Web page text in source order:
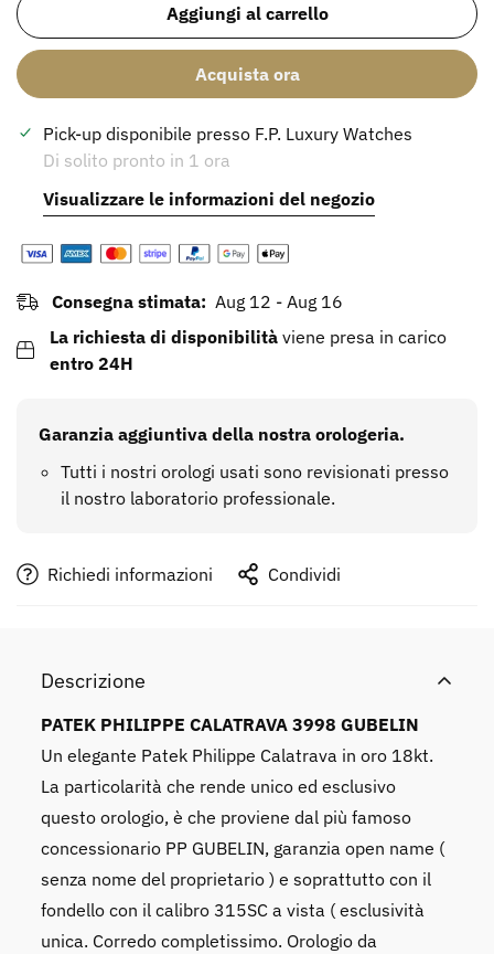
Aggiungi al carrello
Acquista ora
Pick-up disponibile presso F.P. Luxury Watches
Di solito pronto in 1 ora
Visualizzare le informazioni del negozio
Consegna stimata: Aug 12 - Aug 16
La richiesta di disponibilità viene presa in carico
entro 24H
Garanzia aggiuntiva della nostra orologeria.
Tutti i nostri orologi usati sono revisionati presso
il nostro laboratorio professionale.
Richiedi informazioni Condividi
Descrizione
PATEK PHILIPPE CALATRAVA 3998 GUBELIN
Un elegante Patek Philippe Calatrava in oro 18kt.
La particolarità che rende unico ed esclusivo
questo orologio, è che proviene dal più famoso
concessionario PP GUBELIN, garanzia open name (
senza nome del proprietario ) e soprattutto con il
fondello con il calibro 315SC a vista ( esclusività
unica. Corredo completissimo. Orologio da